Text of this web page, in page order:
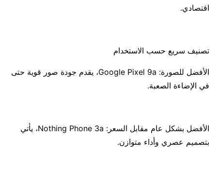
اقتصادي.
تصنيف سريع حسب الاستخدام
الأفضل للصورة: Google Pixel 9a، يقدم جودة صور قوية حتى
في الإضاءة الصعبة.
الأفضل بشكل عام مقابل السعر: Nothing Phone 3a، يأتي
بتصميم عصري وأداء متوازن.